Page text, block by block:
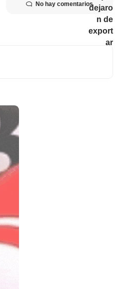
No hay comentarios